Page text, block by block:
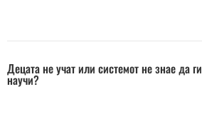
Децата не учат или системот не знае да ги
научи?